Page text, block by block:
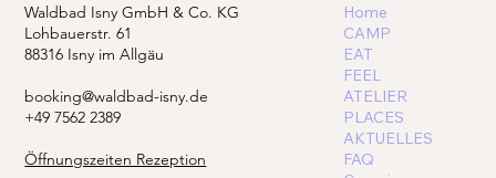
Waldbad Isny GmbH & Co. KG
Lohbauerstr. 61
88316 Isny im Allgäu
booking@waldbad-isny.de
+49 7562 2389
Öffnungszeiten Rezeption
Home
CAMP
EAT
FEEL
ATELIER
PLACES
AKTUELLES
FAQ